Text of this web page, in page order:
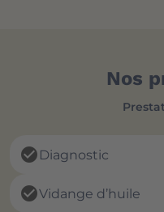
Nos
check_circle Diagnostic
check_circleVidange d’huile